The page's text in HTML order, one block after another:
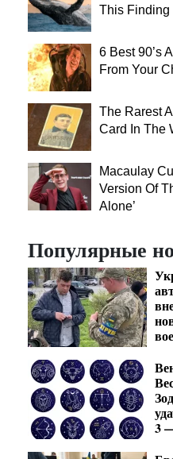
This Finding
6 Best 90’s
From Your
The Rarest
Card In The
Macaulay
Version Of
Alone’
Популярные
3